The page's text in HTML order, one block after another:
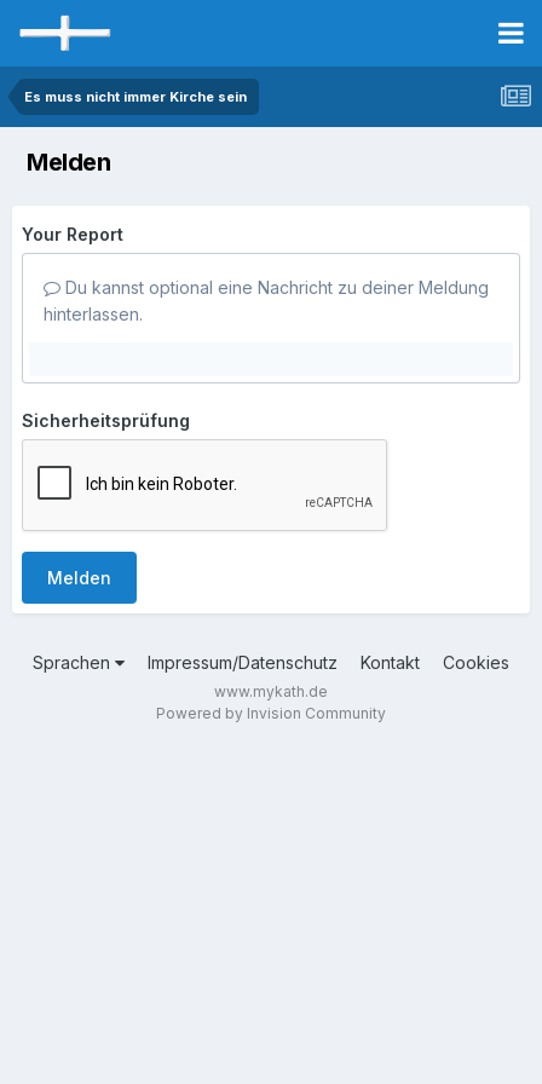
Es muss nicht immer Kirche sein
Melden
Your Report
Du kannst optional eine Nachricht zu deiner Meldung
hinterlassen.
Sicherheitsprüfung
Melden
Sprachen Impressum/Datenschutz Kontakt Cookies
www.mykath.de
Powered by Invision Community